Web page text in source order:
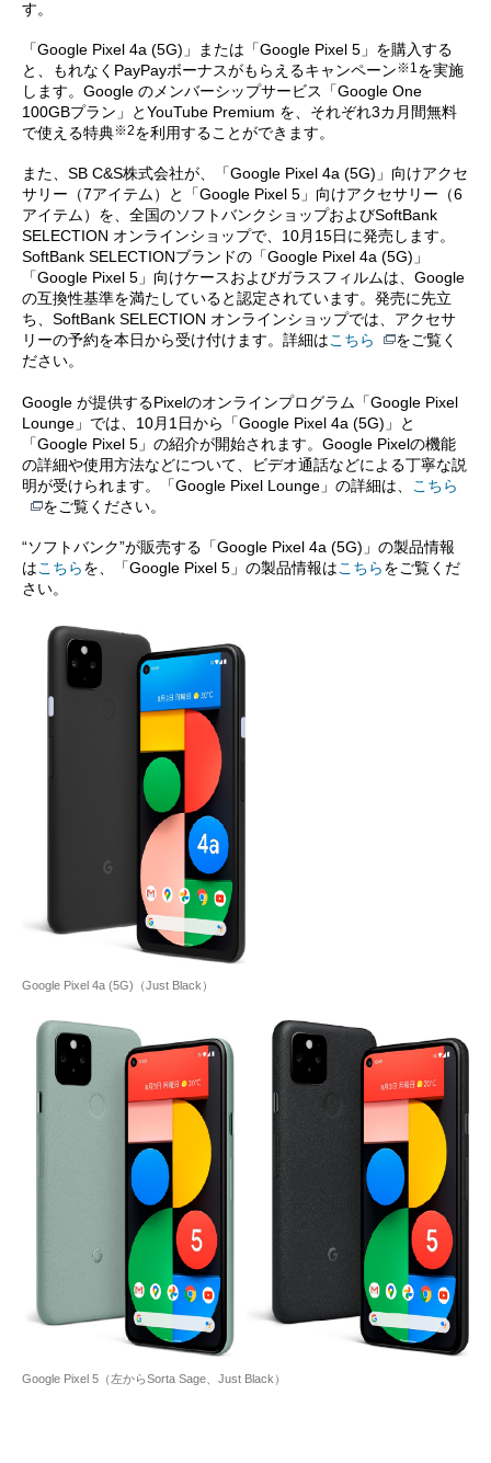
す。
「Google Pixel 4a (5G)」または「Google Pixel 5」を購入する
と、もれなくPayPayボーナスがもらえるキャンペーン※1を実施
します。Google のメンバーシップサービス「Google One
100GBプラン」とYouTube Premium を、それぞれ3カ月間無料
で使える特典※2を利用することができます。
また、SB C&S株式会社が、「Google Pixel 4a (5G)」向けアクセ
サリー（7アイテム）と「Google Pixel 5」向けアクセサリー（6
アイテム）を、全国のソフトバンクショップおよびSoftBank
SELECTION オンラインショップで、10月15日に発売します。
SoftBank SELECTIONブランドの「Google Pixel 4a (5G)」
「Google Pixel 5」向けケースおよびガラスフィルムは、Google
の互換性基準を満たしていると認定されています。発売に先立
ち、SoftBank SELECTION オンラインショップでは、アクセサ
リーの予約を本日から受け付けます。詳細はこちら
をご覧く
ださい。
Google が提供するPixelのオンラインプログラム「Google Pixel
Lounge」では、10月1日から「Google Pixel 4a (5G)」と
「Google Pixel 5」の紹介が開始されます。Google Pixelの機能
の詳細や使用方法などについて、ビデオ通話などによる丁寧な説
明が受けられます。「Google Pixel Lounge」の詳細は、
こちら
をご覧ください。
“ソフトバンク”が販売する「Google Pixel 4a (5G)」の製品情報
はこちらを、「Google Pixel 5」の製品情報はこちらをご覧くだ
さい。
Google Pixel 4a (5G)（Just Black）
Google Pixel 5（左からSorta Sage、Just Black）